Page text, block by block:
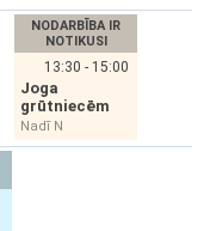
NODARBĪBA IR
NOTIKUSI
13:30 - 15:00
Joga
grūtniecēm
Nadī N